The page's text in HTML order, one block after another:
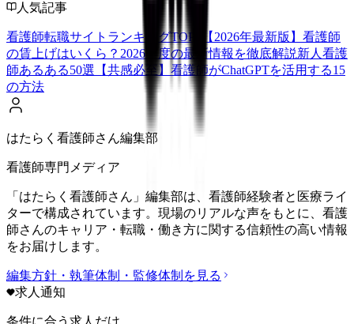
人気記事
看護師転職サイトランキングTOP5【2026年最新版】 看護師
の賃上げはいくら？2026年度の最新情報を徹底解説新人看護
師あるある50選【共感必至】 看護師がChatGPTを活用する15
の方法
はたらく看護師さん編集部
看護師専門メディア
「はたらく看護師さん」編集部は、看護師経験者と医療ライ
ターで構成されています。現場のリアルな声をもとに、看護
師さんのキャリア・転職・働き方に関する信頼性の高い情報
をお届けします。
編集方針・執筆体制・監修体制を見る
求人通知